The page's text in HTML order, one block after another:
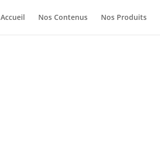
Accueil Nos Contenus Nos Produits